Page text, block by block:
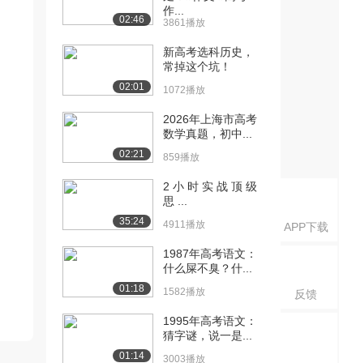
APP下载
反馈
02:46
作...
3861播放
02:01
新高考选科历史，
常掉这个坑！
1072播放
02:21
2026年上海市高考
数学真题，初中...
859播放
35:24
2 小 时 实 战 顶 级
思 ...
4911播放
01:18
1987年高考语文：
什么屎不臭？什...
1582播放
01:14
1995年高考语文：
猜字谜，说一是...
3003播放